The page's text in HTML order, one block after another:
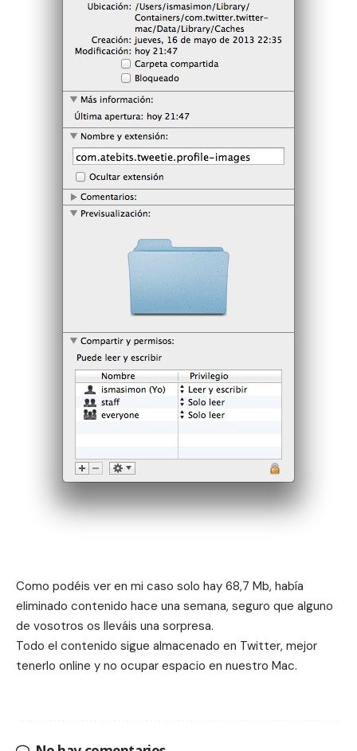
Como podéis ver en mi caso solo hay 68,7 Mb, había
eliminado contenido hace una semana, seguro que alguno
de vosotros os lleváis una sorpresa.
Todo el contenido sigue almacenado en Twitter, mejor
tenerlo online y no ocupar espacio en nuestro Mac.